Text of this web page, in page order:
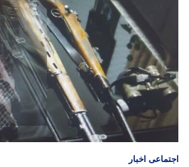
اجتماعی اخبار